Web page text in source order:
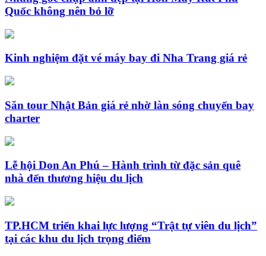
Quốc không nên bỏ lỡ
Kinh nghiệm đặt vé máy bay đi Nha Trang giá rẻ
Săn tour Nhật Bản giá rẻ nhờ làn sóng chuyến bay
charter
Lễ hội Don An Phú – Hành trình từ đặc sản quê
nhà đến thương hiệu du lịch
TP.HCM triển khai lực lượng “Trật tự viên du lịch”
tại các khu du lịch trọng điểm